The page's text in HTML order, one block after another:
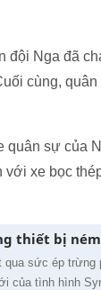
đội Nga đã
cùng,
quân sự của
xe bọc
thiết bị
sức ép
của tình hình